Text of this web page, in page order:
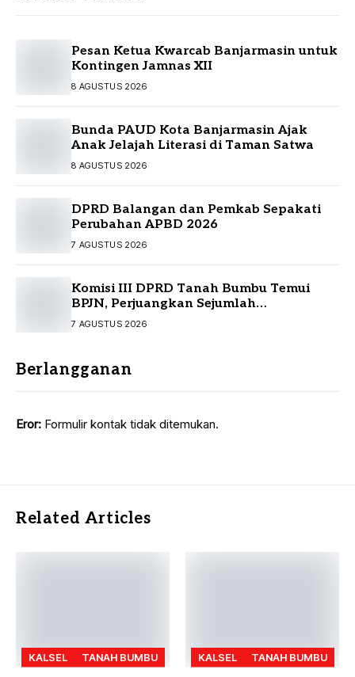
Pesan Ketua Kwarcab Banjarmasin untuk
Kontingen Jamnas XII
8 AGUSTUS 2026
Bunda PAUD Kota Banjarmasin Ajak
Anak Jelajah Literasi di Taman Satwa
8 AGUSTUS 2026
DPRD Balangan dan Pemkab Sepakati
Perubahan APBD 2026
7 AGUSTUS 2026
Komisi III DPRD Tanah Bumbu Temui
BPJN, Perjuangkan Sejumlah
Infrastruktur Strategis
7 AGUSTUS 2026
Berlangganan
Eror: Formulir kontak tidak ditemukan.
Related Articles
KALSEL TANAH BUMBU KALSEL TANAH BUMBU